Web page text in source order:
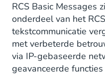
RCS Basic Messages
onderdeel van het
tekstcommunicatie
met verbeterde
via IP-gebaseerde
geavanceerde